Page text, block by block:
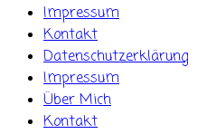
Impressum
Kontakt
Datenschutzerklärung
Impressum
Über Mich
Kontakt